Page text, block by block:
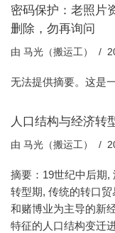
密码保护：老照片
删除，勿再询问
由 马光（搬运工）
无法提供摘要。这是
人口结构与经济转
由 马光（搬运工）
摘要：19世纪中后期,
转型期, 传统的转口
和赌博业为主导的新
特征的人口结构变迁